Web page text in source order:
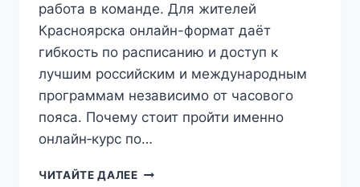
работа в команде. Для жителей
Красноярска онлайн-формат даёт
гибкость по расписанию и доступ к
лучшим российским и международным
программам независимо от часового
пояса. Почему стоит пройти именно
онлайн‑курс по…
ЧИТАЙТЕ ДАЛЕЕОНЛАЙН-